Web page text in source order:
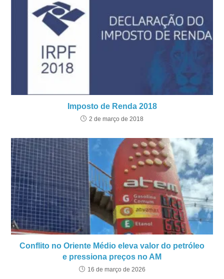
Imposto de Renda 2018
2 de março de 2018
Conflito no Oriente Médio eleva valor do petróleo
e pressiona preços no AM
16 de março de 2026